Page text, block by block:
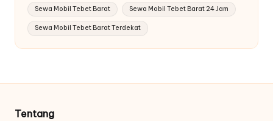
Sewa Mobil Tebet Barat Sewa Mobil Tebet Barat 24 Jam
Sewa Mobil Tebet Barat Terdekat
Tentang